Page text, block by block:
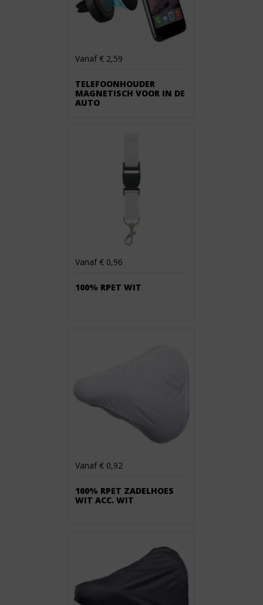
Vanaf € 2,59
TELEFOONHOUDER
MAGNETISCH VOOR IN DE
AUTO
Vanaf € 0,96
100% RPET WIT
Vanaf € 0,92
100% RPET ZADELHOES
WIT ACC. WIT